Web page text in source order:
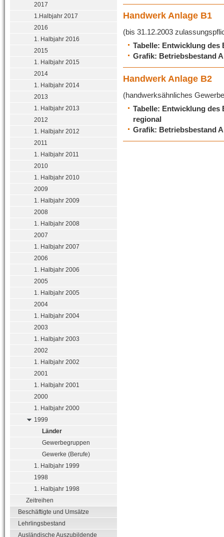
Handwerk Anlage B1
(bis 31.12.2003
Tabelle: Entwicklung des
Grafik: Betriebsbestand
Handwerk Anlage B2
(handwerksähnliches
Tabelle: Entwicklung des
regional
Grafik: Betriebsbestand
2017
1.Halbjahr 2017
2016
1. Halbjahr 2016
2015
1. Halbjahr 2015
2014
1. Halbjahr 2014
2013
1. Halbjahr 2013
2012
1. Halbjahr 2012
2011
1. Halbjahr 2011
2010
1. Halbjahr 2010
2009
1. Halbjahr 2009
2008
1. Halbjahr 2008
2007
1. Halbjahr 2007
2006
1. Halbjahr 2006
2005
1. Halbjahr 2005
2004
1. Halbjahr 2004
2003
1. Halbjahr 2003
2002
1. Halbjahr 2002
2001
1. Halbjahr 2001
2000
1. Halbjahr 2000
1999
Länder
Gewerbegruppen
Gewerke (Berufe)
1. Halbjahr 1999
1998
1. Halbjahr 1998
Zeitreihen
Beschäftigte und Umsätze
Lehrlingsbestand
Ausländische Auszubildende